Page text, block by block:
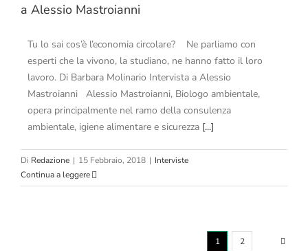
a Alessio Mastroianni
Tu lo sai cos’è l’economia circolare? Ne parliamo con
esperti che la vivono, la studiano, ne hanno fatto il loro
lavoro. Di Barbara Molinario Intervista a Alessio
Mastroianni Alessio Mastroianni, Biologo ambientale,
opera principalmente nel ramo della consulenza
ambientale, igiene alimentare e sicurezza [...]
Di Redazione | 15 Febbraio, 2018 | Interviste
Continua a leggere
1 2